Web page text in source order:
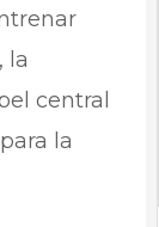
la
central
la